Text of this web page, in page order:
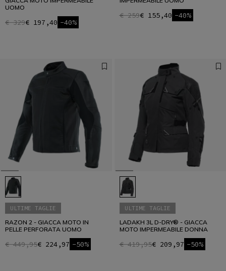
UOMO
€ 329€ 197,40 -40%
€ 259€ 155,40 -40%
ULTIME TAGLIE
RAZON 2 - GIACCA MOTO IN
PELLE PERFORATA UOMO
€ 449,95€ 224,97 -50%
ULTIME TAGLIE
LADAKH 3L D-DRY® - GIACCA
MOTO IMPERMEABILE DONNA
€ 419,95€ 209,97 -50%